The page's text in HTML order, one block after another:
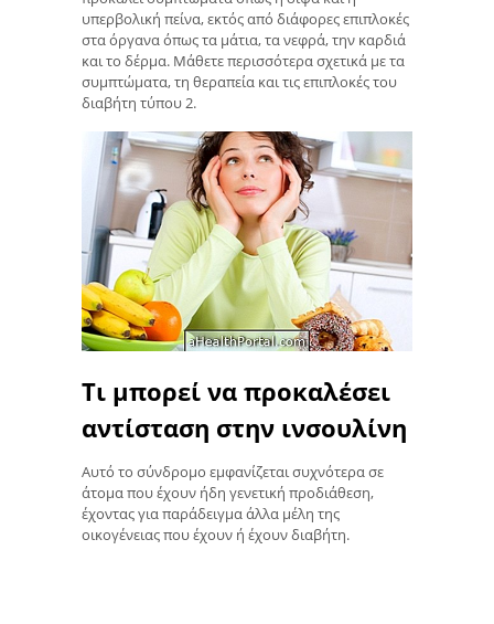
υπερβολική πείνα, εκτός από διάφορες επιπλοκές
στα όργανα όπως τα μάτια, τα νεφρά, την καρδιά
και το δέρμα. Μάθετε περισσότερα σχετικά με τα
συμπτώματα, τη θεραπεία και τις επιπλοκές του
διαβήτη τύπου 2.
Τι μπορεί να προκαλέσει
αντίσταση στην ινσουλίνη
Αυτό το σύνδρομο εμφανίζεται συχνότερα σε
άτομα που έχουν ήδη γενετική προδιάθεση,
έχοντας για παράδειγμα άλλα μέλη της
οικογένειας που έχουν ή έχουν διαβήτη.